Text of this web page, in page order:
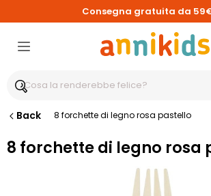
Consegna gratuita da
Back 8 forchette di legno rosa pastello
8 forchette di legno rosa